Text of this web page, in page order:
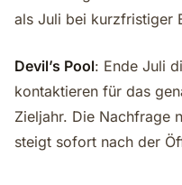
als Juli bei kurzfristiger
Devil’s Pool: Ende Juli
kontaktieren für das
Zieljahr. Die Nachfrage
steigt sofort nach der